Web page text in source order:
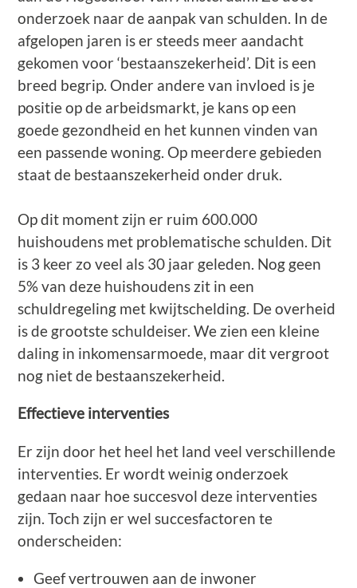
onderzoek naar de aanpak van schulden. In de
afgelopen jaren is er steeds meer aandacht
gekomen voor ‘bestaanszekerheid’. Dit is een
breed begrip. Onder andere van invloed is je
positie op de arbeidsmarkt, je kans op een
goede gezondheid en het kunnen vinden van
een passende woning. Op meerdere gebieden
staat de bestaanszekerheid onder druk.
Op dit moment zijn er ruim 600.000
huishoudens met problematische schulden. Dit
is 3 keer zo veel als 30 jaar geleden. Nog geen
5% van deze huishoudens zit in een
schuldregeling met kwijtschelding. De overheid
is de grootste schuldeiser. We zien een kleine
daling in inkomensarmoede, maar dit vergroot
nog niet de bestaanszekerheid.
Effectieve interventies
Er zijn door het heel het land veel verschillende
interventies. Er wordt weinig onderzoek
gedaan naar hoe succesvol deze interventies
zijn. Toch zijn er wel succesfactoren te
onderscheiden:
Geef vertrouwen aan de inwoner